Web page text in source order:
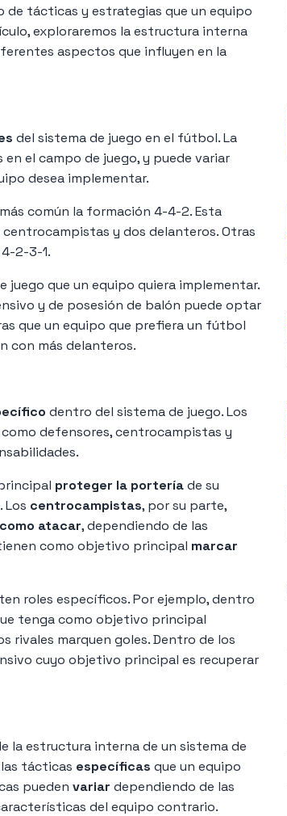
de tácticas y estrategias que un equipo
exploraremos la estructura interna
aspectos que influyen en la
del sistema de juego en el fútbol. La
en el campo de juego, y puede variar
desea implementar.
común la formación 4-4-2. Esta
y dos delanteros. Otras
2-3-1.
que un equipo quiera implementar.
y de posesión de balón puede optar
que un equipo que prefiera un fútbol
con más delanteros.
dentro del sistema de juego. Los
defensores, centrocampistas y
proteger la porteríade su
Los centrocampistas, por su parte,
atacar, dependiendo de las
como objetivo principal marcar
roles específicos. Por ejemplo, dentro
tenga como objetivo principal
rivales marquen goles. Dentro de los
cuyo objetivo principal es recuperar
la estructura interna de un sistema de
tácticas específicas que un equipo
pueden variar dependiendo de las
del equipo contrario.